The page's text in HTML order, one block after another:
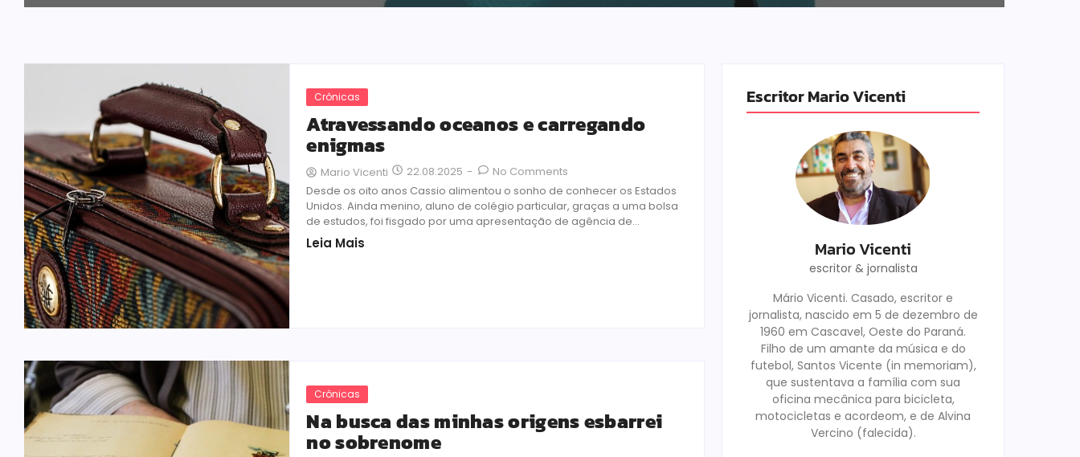
Crônicas
Atravessando oceanos e carregando
enigmas
Mario Vicenti 22.08.2025 -
No Comments
Desde os oito anos Cassio alimentou o sonho de conhecer os Estados
Unidos. Ainda menino, aluno de colégio particular, graças a uma bolsa
de estudos, foi fisgado por uma apresentação de agência de...
Leia Mais
Crônicas
Na busca das minhas origens esbarrei
no sobrenome
Escritor Mario Vicenti
Mario Vicenti
escritor & jornalista
Mário Vicenti. Casado, escritor e
jornalista, nascido em 5 de dezembro de
1960 em Cascavel, Oeste do Paraná.
Filho de um amante da música e do
futebol, Santos Vicente (in memoriam),
que sustentava a família com sua
oficina mecânica para bicicleta,
motocicletas e acordeom, e de Alvina
Vercino (falecida).